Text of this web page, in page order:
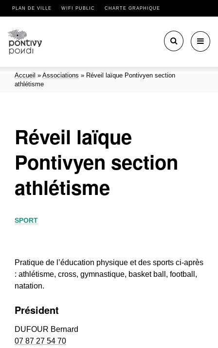
PLAN DE VILLE WIFI PUBLIC CHARTE GRAPHIQUE
Accueil » Associations » Réveil laïque Pontivyen section
athlétisme
Réveil laïque
Pontivyen section
athlétisme
SPORT
Pratique de l’éducation physique et des sports ci-après
: athlétisme, cross, gymnastique, basket ball, football,
natation.
Président
DUFOUR Bernard
07 87 27 54 70